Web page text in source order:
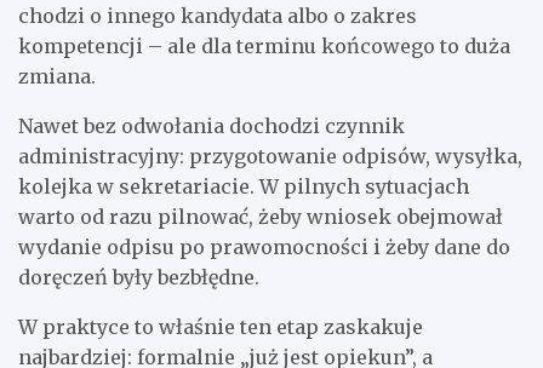
chodzi o innego kandydata albo o zakres
kompetencji – ale dla terminu końcowego to duża
zmiana.
Nawet bez odwołania dochodzi czynnik
administracyjny: przygotowanie odpisów, wysyłka,
kolejka w sekretariacie. W pilnych sytuacjach
warto od razu pilnować, żeby wniosek obejmował
wydanie odpisu po prawomocności i żeby dane do
doręczeń były bezbłędne.
W praktyce to właśnie ten etap zaskakuje
najbardziej: formalnie „już jest opiekun”, a